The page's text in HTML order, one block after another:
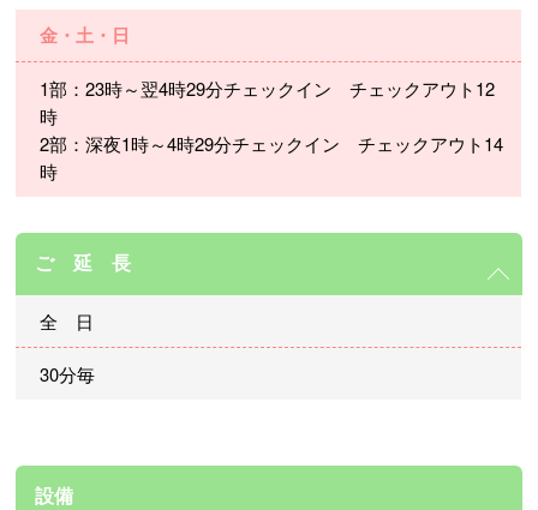
金・土・日
1部：23時～翌4時29分チェックイン チェックアウト12
時
2部：深夜1時～4時29分チェックイン チェックアウト14
時
ご 延 長
全 日
30分毎
設備